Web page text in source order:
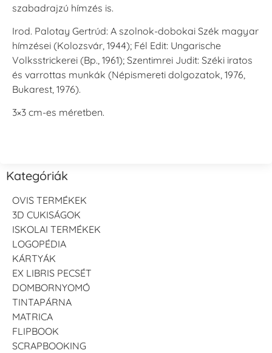
szabadrajzú hímzés is.
Irod. Palotay Gertrúd: A szolnok-dobokai Szék magyar
hímzései (Kolozsvár, 1944); Fél Edit: Ungarische
Volksstrickerei (Bp., 1961); Szentimrei Judit: Széki iratos
és varrottas munkák (Népismereti dolgozatok, 1976,
Bukarest, 1976).
3×3 cm-es méretben.
Kategóriák
OVIS TERMÉKEK
3D CUKISÁGOK
ISKOLAI TERMÉKEK
LOGOPÉDIA
KÁRTYÁK
EX LIBRIS PECSÉT
DOMBORNYOMÓ
TINTAPÁRNA
MATRICA
FLIPBOOK
SCRAPBOOKING